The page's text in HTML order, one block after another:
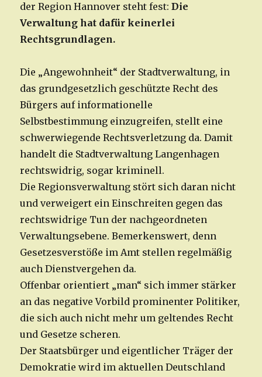
der Region Hannover steht fest:Die
Verwaltung hat dafür keinerlei
Rechtsgrundlagen.
Die „Angewohnheit“ der Stadtverwaltung, in
das grundgesetzlich geschützte Recht des
Bürgers auf informationelle
Selbstbestimmung einzugreifen, stellt eine
schwerwiegende Rechtsverletzung da. Damit
handelt die Stadtverwaltung Langenhagen
rechtswidrig, sogar kriminell.
Die Regionsverwaltung stört sich daran nicht
und verweigert ein Einschreiten gegen das
rechtswidrige Tun der nachgeordneten
Verwaltungsebene. Bemerkenswert, denn
Gesetzesverstöße im Amt stellen regelmäßig
auch Dienstvergehen da.
Offenbar orientiert „man“ sich immer stärker
an das negative Vorbild prominenter Politiker,
die sich auch nicht mehr um geltendes Recht
und Gesetze scheren.
Der Staatsbürger und eigentlicher Träger der
Demokratie wird im aktuellen Deutschland